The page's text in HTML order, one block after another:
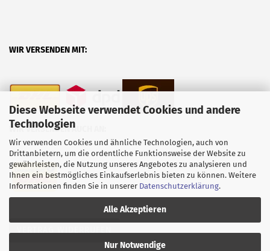
Diese Webseite verwendet Cookies und andere
Technologien
Wir verwenden Cookies und ähnliche Technologien, auch von
Drittanbietern, um die ordentliche Funktionsweise der Website zu
gewährleisten, die Nutzung unseres Angebotes zu analysieren und
Ihnen ein bestmögliches Einkaufserlebnis bieten zu können. Weitere
Informationen finden Sie in unserer Datenschutzerklärung.
Alle Akzeptieren
Nur Notwendige
WIR VERSENDEN MIT:
WIR VERSENDEN AUCH AN: